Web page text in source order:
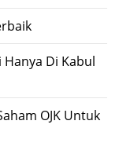
Di Kabul
OJK Untuk